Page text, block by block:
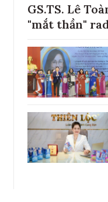
GS.TS. Lê
"mắt thần"